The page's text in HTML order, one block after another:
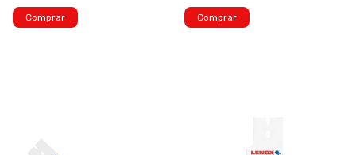
Comprar Comprar